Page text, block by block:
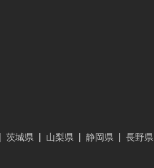
茨城県 山梨県 静岡県 長野県